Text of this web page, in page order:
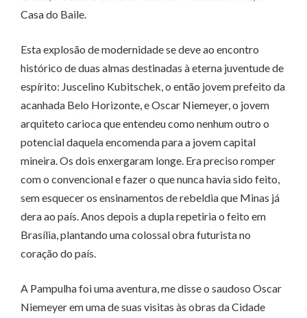
Casa do Baile.
Esta explosão de modernidade se deve ao encontro
histórico de duas almas destinadas à eterna juventude de
espírito: Juscelino Kubitschek, o então jovem prefeito da
acanhada Belo Horizonte, e Oscar Niemeyer, o jovem
arquiteto carioca que entendeu como nenhum outro o
potencial daquela encomenda para a jovem capital
mineira. Os dois enxergaram longe. Era preciso romper
com o convencional e fazer o que nunca havia sido feito,
sem esquecer os ensinamentos de rebeldia que Minas já
dera ao país. Anos depois a dupla repetiria o feito em
Brasília, plantando uma colossal obra futurista no
coração do país.
A Pampulha foi uma aventura, me disse o saudoso Oscar
Niemeyer em uma de suas visitas às obras da Cidade